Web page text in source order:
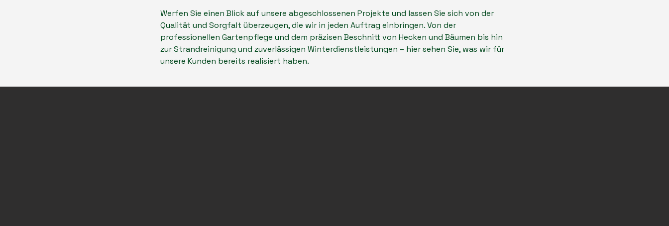
Werfen Sie einen Blick auf unsere abgeschlossenen Projekte und lassen Sie sich von der
Qualität und Sorgfalt überzeugen, die wir in jeden Auftrag einbringen. Von der
professionellen Gartenpflege und dem präzisen Beschnitt von Hecken und Bäumen bis hin
zur Strandreinigung und zuverlässigen Winterdienstleistungen – hier sehen Sie, was wir für
unsere Kunden bereits realisiert haben.